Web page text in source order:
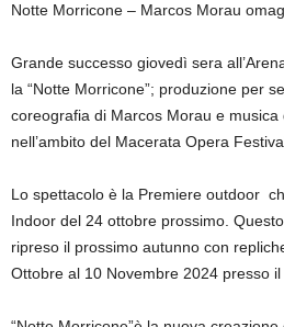
Notte Morricone – Marcos Morau
Grande successo giovedì sera
la “Notte Morricone”; produzione per
coreografia di Marcos Morau e musica
nell’ambito del Macerata Opera
Lo spettacolo è la Premiere outdoor
Indoor del 24 ottobre prossimo.
ripreso il prossimo autunno con
Ottobre al 10 Novembre 2024 presso il